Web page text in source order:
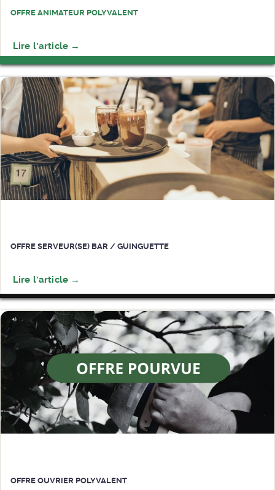
OFFRE ANIMATEUR POLYVALENT
OFFRE SERVEUR(SE) BAR / GUINGUETTE
OFFRE OUVRIER POLYVALENT